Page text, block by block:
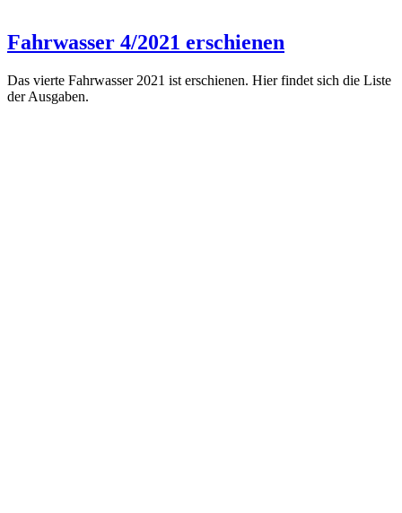
Fahrwasser 4/2021 erschienen
Das vierte Fahrwasser 2021 ist erschienen. Hier findet sich die Liste
der Ausgaben.